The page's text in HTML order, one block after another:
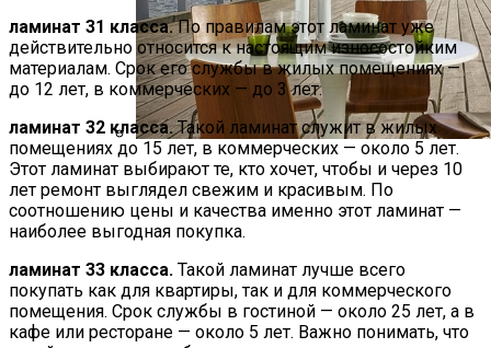
Фотообои Расширяющие
Пространство Комнаты
ламинат 31 класса.По правилам этот ламинат уже
действительно относится к настоящим износостойким
материалам. Срок его службы в жилых помещениях —
до 12 лет, в коммерческих — до 3 лет.
ламинат 32 класса.Такой ламинат служит в жилых
помещениях до 15 лет, в коммерческих — около 5 лет.
Этот ламинат выбирают те, кто хочет, чтобы и через 10
лет ремонт выглядел свежим и красивым. По
соотношению цены и качества именно этот ламинат —
наиболее выгодная покупка.
ламинат 33 класса. Такой ламинат лучше всего
покупать как для квартиры, так и для коммерческого
помещения. Срок службы в гостиной — около 25 лет, а в
кафе или ресторане — около 5 лет. Важно понимать, что